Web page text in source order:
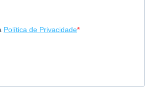
Política de Privacidade